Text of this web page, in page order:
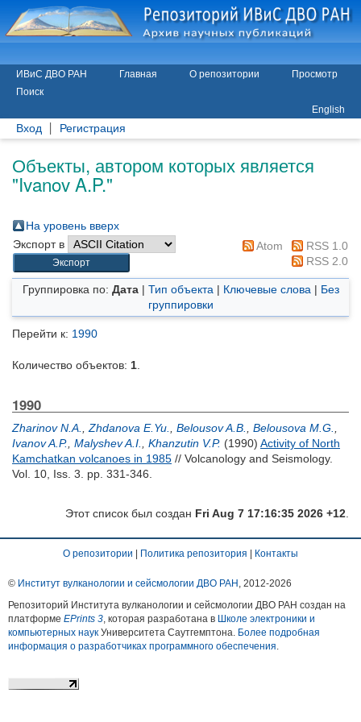
ИВиС ДВО РАН Главная О репозитории
Просмотр
Поиск
English
Вход Регистрация
Объекты, автором которых является
"Ivanov A.P."
На уровень вверх
Экспорт в
Atom
RSS 1.0
RSS 2.0
Группировка по: Дата| Тип объекта | Ключевые слова | Без
группировки
Перейти к: 1990
Количество объектов: 1
1990
Zharinov N.A. Zhdanova E.Yu. Belousov A.B. Belousova M.G.
Ivanov A.P. Malyshev A.I. Khanzutin V.P. (1990) Activity of North
Kamchatkan volcanoes in 1985 // Volcanology and Seismology.
Vol. 10, Iss. 3. pp. 331-346.
Этот список был создан Fri Aug 7 17:16:35 2026 +12
О репозитории Политика репозитория Контакты
© Институт вулканологии и сейсмологии ДВО РАН , 2012-2026
Репозиторий Института вулканологии и сейсмологии ДВО РАН создан на
платформе EPrints 3, которая разработана в Школе электроники и
компьютерных наук Университета Саутгемптона. Более подробная
информация о разработчиках программного обеспечения.